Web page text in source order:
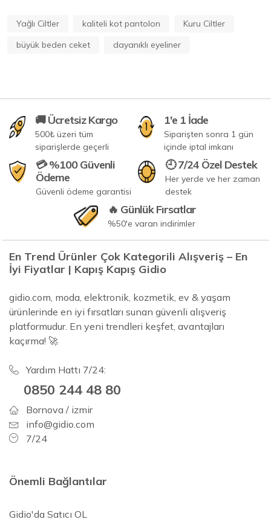
Yağlı Ciltler kaliteli kot pantolon
Kuru Ciltler
büyük beden ceket
dayanıklı eyeliner
🚚 Ücretsiz Kargo
500₺ üzeri tüm
siparişlerde geçerli
1'e 1 İade
Siparişten sonra 1 gün
içinde iptal imkanı
💳 %100 Güvenli
Ödeme
Güvenli ödeme garantisi
🕘 7/24 Özel Destek
Her yerde ve her zaman
destek
🔥 Günlük Fırsatlar
%50'e varan indirimler
En Trend Ürünler Çok Kategorili Alışveriş – En
İyi Fiyatlar | Kapış Kapış Gidio
gidio.com, moda, elektronik, kozmetik, ev & yaşam
ürünlerinde en iyi fırsatları sunan güvenli alışveriş
platformudur. En yeni trendleri keşfet, avantajları
kaçırma! 🚀
Yardım Hattı 7/24:
0850 244 48 80
Bornova / izmir
info@gidio.com
7/24
Önemli Bağlantılar
Gidio'da Satıcı OL